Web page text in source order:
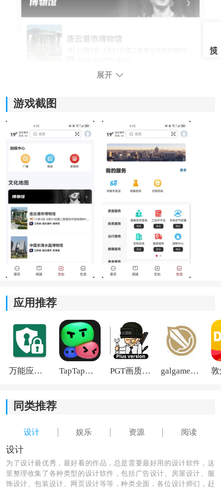
《数字连云港》软件亮点：
1.提供简洁清晰的界面设计，使用户能够轻松上手、迅速
浏览新闻内容。
2.软件以丰富、及时的方式提供最新的新闻资讯，让用户
第一时间了解自己想知道的事情。
的资讯。
4.根据用户所在地区提供相关的当地新闻内容和特色推
荐，更好地了解自己所在城市的发展动态。
展开
游戏截图
应用推荐
万能应用隐藏 TapTap国际版2026 PGT画质助手旧版 galgame游戏盒子2026
同类推荐
设计 娱乐 资源 阅读
设计
为了设计最优秀，最好看的作品，总是需要最好用的设计软件，这
里整理收集了各种类型的设计软件，包括广告设计、房屋设计、服
饰设计、包装设计、网页设计等等，种类全面，各位设计师们，赶